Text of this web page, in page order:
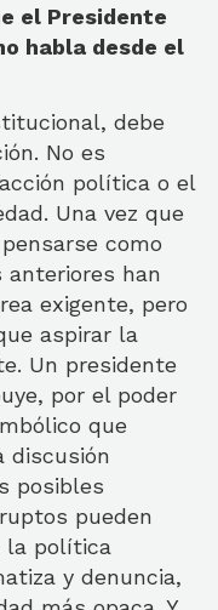
el Presidente
habla desde el
debe
No es
política o el
Una vez que
como
han
exigente, pero
aspirar la
Un presidente
por el poder
que
discusión
posibles
pueden
la política
y denuncia,